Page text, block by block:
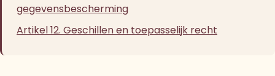
gegevensbescherming
Artikel 12. Geschillen en toepasselijk recht